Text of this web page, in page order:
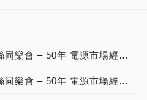
「海韻電子 Seasonic 粉絲同樂會 – 50年 電源市場經營有成，ATX 3優質電源供應器 NVIDIA GeForce RTX 50系列 顯示卡 最佳絕配，分享文章抽大獎」【得獎公告】
「海韻電子 Seasonic 粉絲同樂會 – 50年 電源市場經營有成，ATX 3優質電源供應器 NVIDIA GeForce RTX 50系列 顯示卡 最佳絕配，分享文章抽大獎」活動說明！